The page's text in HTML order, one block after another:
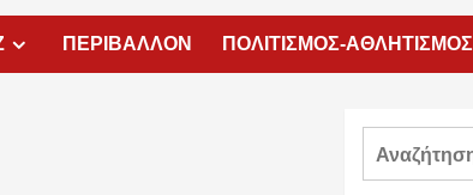
ΠΕΡΙΒΑΛΛΟΝ ΠΟΛΙΤΙΣΜΟΣ-ΑΘΛΗΤΙΣΜΟΣ
Αναζήτηση